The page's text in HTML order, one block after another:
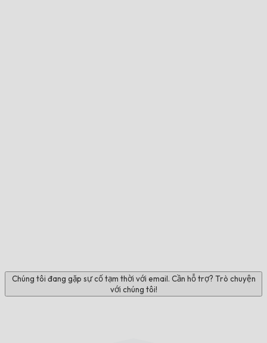
Chúng tôi đang gặp sự cố tạm thời với email. Cần hỗ trợ? Trò chuyện
với chúng tôi!